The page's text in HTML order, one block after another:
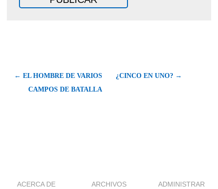
← EL HOMBRE DE VARIOS
CAMPOS DE BATALLA
¿CINCO EN UNO? →
ACERCA DE ARCHIVOS ADMINISTRAR